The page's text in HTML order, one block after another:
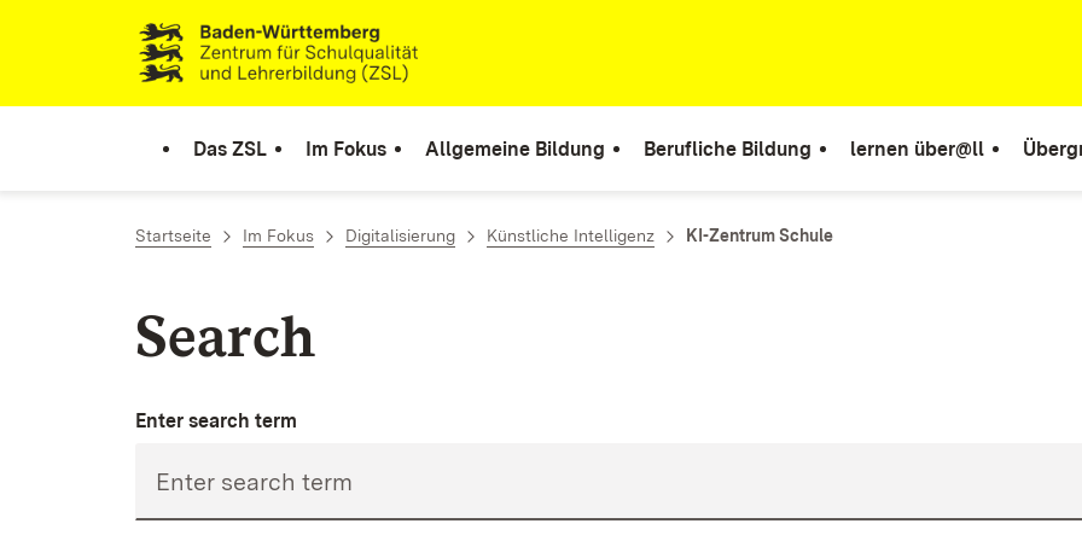
Skip to content
Link to homepage
Das ZSL Im Fokus Allgemeine Bildung Berufliche Bildung lernen über@ll
Startseite Im Fokus Digitalisierung Künstliche Intelligenz KI-Zentrum Schule
Search
Enter search term